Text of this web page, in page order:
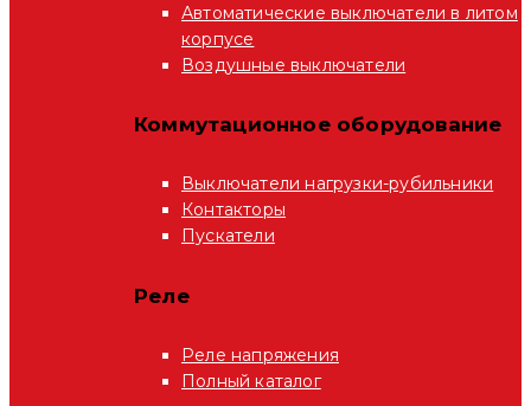
Автоматические выключатели в литом
корпусе
Воздушные выключатели
Коммутационное оборудование
Выключатели нагрузки-рубильники
Контакторы
Пускатели
Реле
Реле напряжения
Полный каталог